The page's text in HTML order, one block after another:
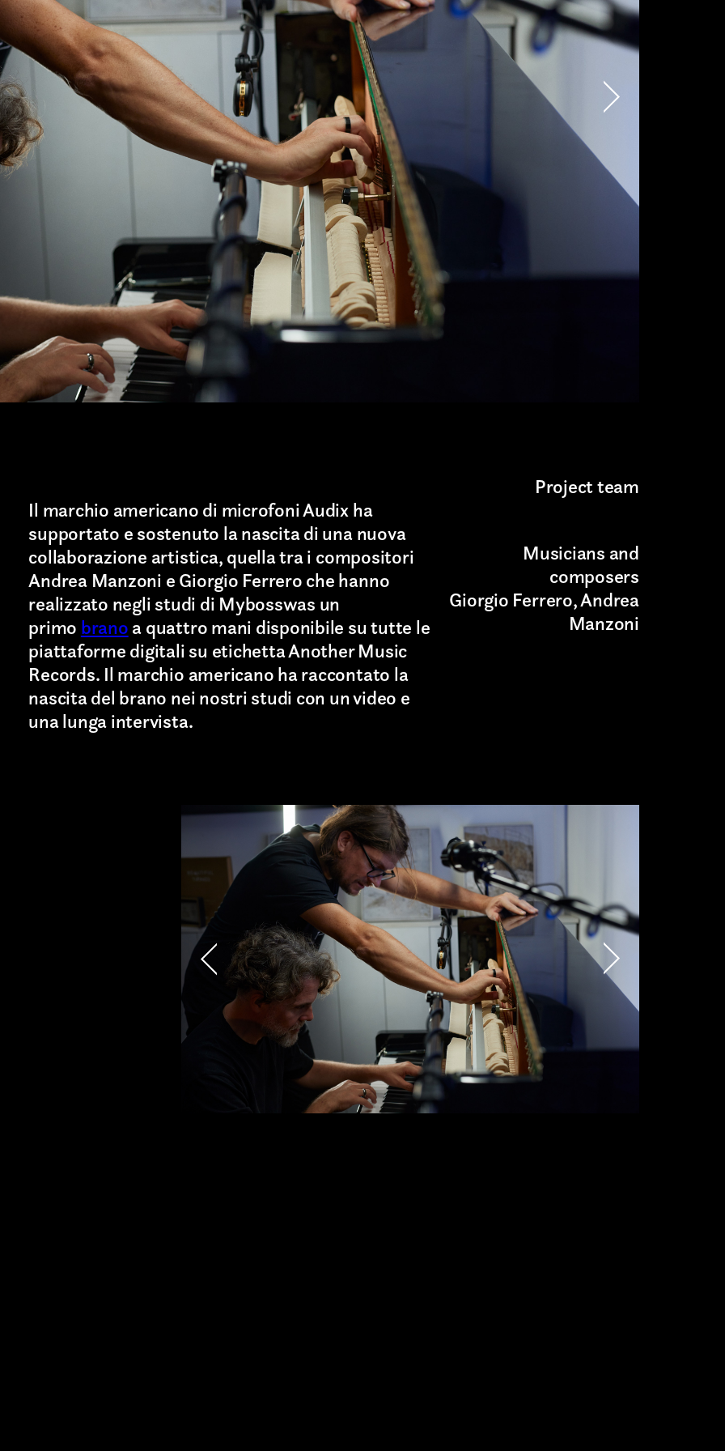
Il marchio americano di microfoni Audix ha
supportato e sostenuto la nascita di una nuova
collaborazione artistica, quella tra i compositori
Andrea Manzoni e Giorgio Ferrero che hanno
realizzato negli studi di Mybosswas un
primo brano a quattro mani disponibile su tutte le
piattaforme digitali su etichetta Another Music
Records. Il marchio americano ha raccontato la
nascita del brano nei nostri studi con un video e
una lunga intervista.
Project team
Musicians and
composers
Giorgio Ferrero, Andrea
Manzoni
Art projects
Sound
Music
Interaction design
Installations
Other
Last name*